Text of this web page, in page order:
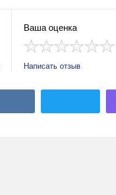
Ваша оценка
Написать отзыв